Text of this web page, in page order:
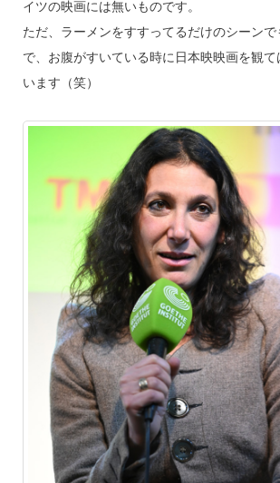
イツの映画には無いものです。
ただ、ラーメンをすすってるだけのシーン
で、お腹がすいている時に日本映映画を観
います（笑）